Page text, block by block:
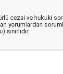
cezai ve hukuki
yorumlardan